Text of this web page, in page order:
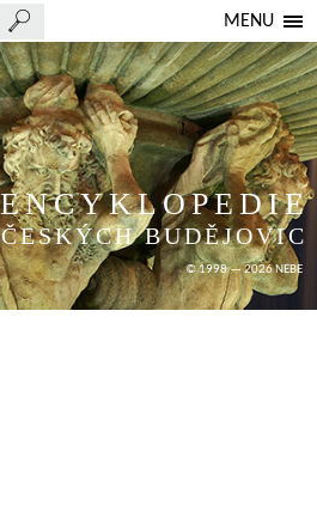
MENU
ENCYKLOPEDIE
ČESKÝCH BUDĚJOVIC
© 1998 — 2026 NEBE